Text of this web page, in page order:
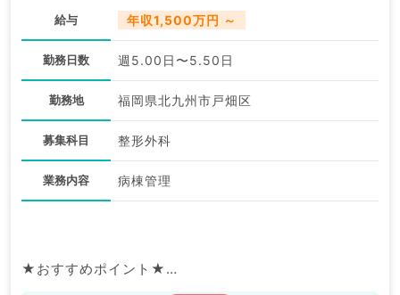
給与 年収1,500万円 ～
勤務日数 週5.00日〜5.50日
勤務地 福岡県北九州市戸畑区
募集科目 整形外科
業務内容 病棟管理
★おすすめポイント★